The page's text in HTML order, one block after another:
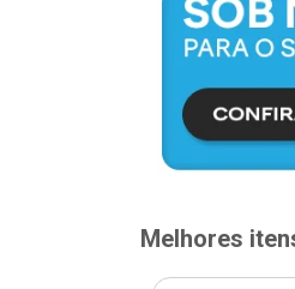
Melhores